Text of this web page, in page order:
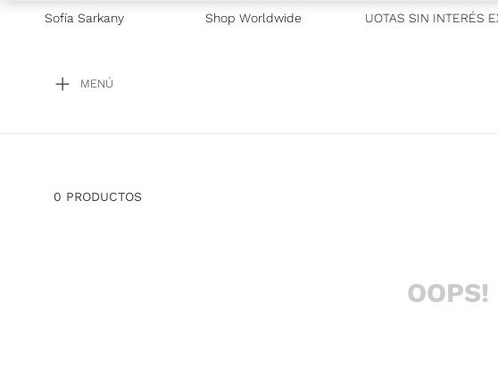
Sofía Sarkany Shop Worldwide
— GRAN BARATA! POR TIEMPO LIMITADO 3 CUOTAS SIN INTERÉS
MENÚ
0 PRODUCTOS
OOPS!